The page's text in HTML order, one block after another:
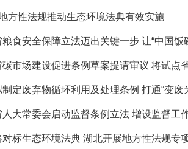
方性法规推动生态环境法典有效实施
食安全保障立法迈出关键一步 让“中国饭
市场建设促进条例草案提请审议 将试点
定废弃物循环利用及处理条例 打通“变废
大常委会启动监督条例立法 增设监督工
对标生态环境法典 湖北开展地方性法规专